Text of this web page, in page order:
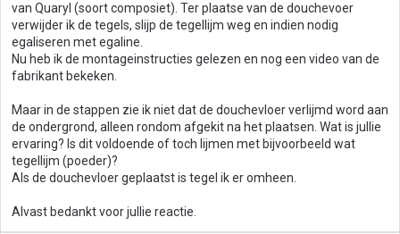
van Quaryl (soort composiet). Ter plaatse van de douchevoer
verwijder ik de tegels, slijp de tegellijm weg en indien nodig
egaliseren met egaline.
Nu heb ik de montageinstructies gelezen en nog een video van de
fabrikant bekeken.
Maar in de stappen zie ik niet dat de douchevloer verlijmd word aan
de ondergrond, alleen rondom afgekit na het plaatsen. Wat is jullie
ervaring? Is dit voldoende of toch lijmen met bijvoorbeeld wat
tegellijm (poeder)?
Als de douchevloer geplaatst is tegel ik er omheen.
Alvast bedankt voor jullie reactie.